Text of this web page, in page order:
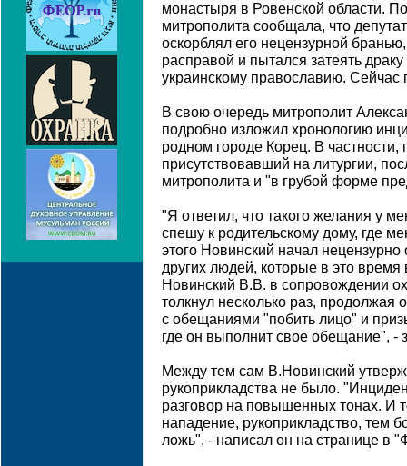
монастыря в Ровенской области.
митрополита сообщала, что
оскорблял его нецензурной
расправой и пытался затеять
украинскому православию. Сейчас
В свою очередь митрополит
подробно изложил хронологию
родном городе Корец. В
присутствовавший на литургии,
митрополита и "в грубой форме
"Я ответил, что такого желания у
спешу к родительскому дому, где
этого Новинский начал нецензурно
других людей, которые в это
Новинский В.В. в сопровождении
толкнул несколько раз, продолжая
с обещаниями "побить лицо" и
где он выполнит свое обещание", -
Между тем сам В.Новинский
рукоприкладства не было.
разговор на повышенных тонах. И
нападение, рукоприкладство, тем
ложь", - написал он на странице в